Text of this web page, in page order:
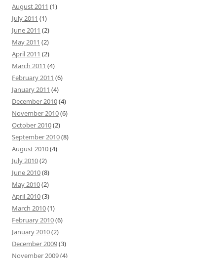
August 2011 (1)
July 2011 (1)
June 2011 (2)
May 2011 (2)
April 2011 (2)
March 2011 (4)
February 2011 (6)
January 2011 (4)
December 2010(4)
November 2010(6)
October 2010(2)
September 2010(8)
August 2010(4)
July 2010(2)
June 2010(8)
May 2010(2)
April 2010(3)
March 2010(1)
February 2010(6)
January 2010(2)
December 2009(3)
November 2009(4)